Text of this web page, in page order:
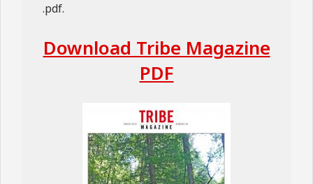
.pdf.
Download Tribe Magazine
PDF